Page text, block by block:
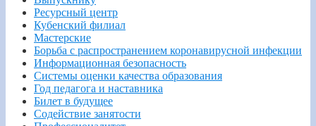
Ресурсный центр
Кубенский филиал
Мастерские
Борьба с распространением коронавирусной инфекции
Информационная безопасность
Системы оценки качества образования
Год педагога и наставника
Билет в будущее
Содействие занятости